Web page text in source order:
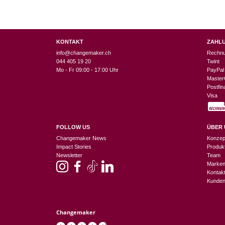
KONTAKT
info@changemaker.ch
044 405 19 20
Mo - Fr 09:00 - 17:00 Uhr
FOLLOW US
Changemaker News
Impact Stories
Newsletter
Changemaker
Twint
PayPal
Visa
ÜBER
Team
Marken
Kontakt